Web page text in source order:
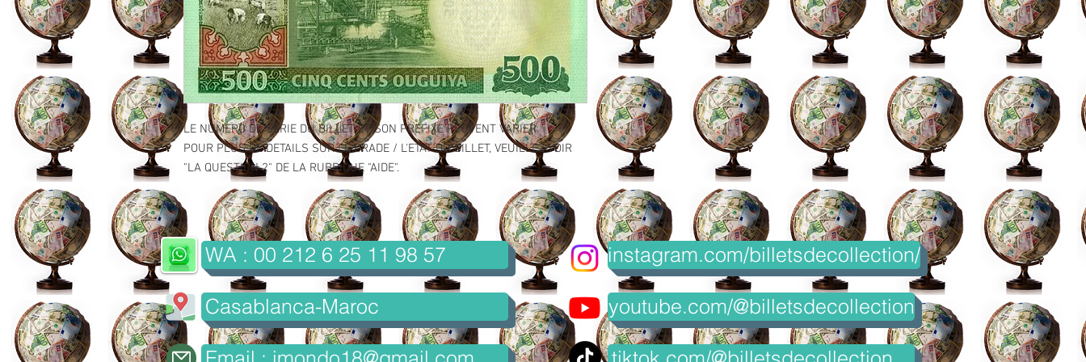
LE NUMERO DE SERIE DU BILLET ET SON PREFIXE PEUVENT VARIER.
POUR PLUS DE DETAILS SUR LE GRADE / L'ETAT DU BILLET, VEUILLEZ VOIR
"LA QUESTION 2" DE LA RUBRIQUE "AIDE".
WA : 00 212 6 25 11 98 57
Casablanca-Maroc
instagram.com/billetsdecollection/
youtube.com/@billetsdecollection